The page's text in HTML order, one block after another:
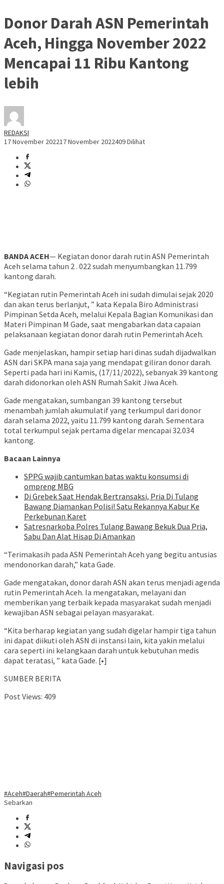
Donor Darah ASN Pemerintah
Aceh, Hingga November 2022
Mencapai 11 Ribu Kantong
lebih
REDAKSI
17 November 202217 November 2022409 Dilihat
BANDA ACEH— Kegiatan donor darah rutin ASN Pemerintah
Aceh selama tahun 2 . 022 sudah menyumbangkan 11.799
kantong darah.
“Kegiatan rutin Pemerintah Aceh ini sudah dimulai sejak 2020
dan akan terus berlanjut, ” kata Kepala Biro Administrasi
Pimpinan Setda Aceh, melalui Kepala Bagian Komunikasi dan
Materi Pimpinan M Gade, saat mengabarkan data capaian
pelaksanaan kegiatan donor darah rutin Pemerintah Aceh.
Gade menjelaskan, hampir setiap hari dinas sudah dijadwalkan
ASN dari SKPA mana saja yang mendapat giliran donor darah.
Seperti pada hari ini Kamis, (17/11/2022), sebanyak 39 kantong
darah didonorkan oleh ASN Rumah Sakit Jiwa Aceh.
Gade mengatakan, sumbangan 39 kantong tersebut
menambah jumlah akumulatif yang terkumpul dari donor
darah selama 2022, yaitu 11.799 kantong darah. Sementara
total terkumpul sejak pertama digelar mencapai 32.034
kantong.
Bacaan Lainnya
SPPG wajib cantumkan batas waktu konsumsi di
ompreng MBG
Di Grebek Saat Hendak Bertransaksi, Pria Di Tulang
Bawang Diamankan Polisi! Satu Rekannya Kabur Ke
Perkebunan Karet
Satresnarkoba Polres Tulang Bawang Bekuk Dua Pria,
Sabu Dan Alat Hisap Di Amankan
“Terimakasih pada ASN Pemerintah Aceh yang begitu antusias
mendonorkan darah,” kata Gade.
Gade mengatakan, donor darah ASN akan terus menjadi agenda
rutin Pemerintah Aceh. Ia mengatakan, melayani dan
memberikan yang terbaik kepada masyarakat sudah menjadi
kewajiban ASN sebagai pelayan masyarakat.
“Kita berharap kegiatan yang sudah digelar hampir tiga tahun
ini dapat diikuti oleh ASN di instansi lain, kita yakin melalui
cara seperti ini kelangkaan darah untuk kebutuhan medis
dapat teratasi, ” kata Gade. [•]
SUMBER BERITA
Post Views: 409
#Aceh#Daerah#Pemerintah Aceh
Sebarkan
Navigasi pos